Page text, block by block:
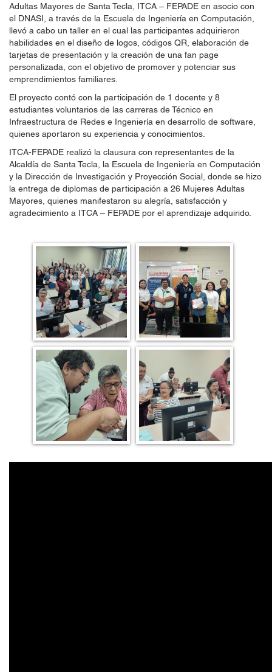
Adultas Mayores de Santa Tecla, ITCA – FEPADE en asocio con
el DNASI, a través de la Escuela de Ingeniería en Computación,
llevó a cabo un taller en el cual las participantes adquirieron
habilidades en el diseño de logos, códigos QR, elaboración de
tarjetas de presentación y la creación de una fan page
personalizada, con el objetivo de promover y potenciar sus
emprendimientos familiares.
El proyecto contó con la participación de 1 docente y 8
estudiantes voluntarios de las carreras de Técnico en
Infraestructura de Redes e Ingeniería en desarrollo de software,
quienes aportaron su experiencia y conocimientos.
ITCA-FEPADE realizó la clausura con representantes de la
Alcaldía de Santa Tecla, la Escuela de Ingeniería en Computación
y la Dirección de Investigación y Proyección Social, donde se hizo
la entrega de diplomas de participación a 26 Mujeres Adultas
Mayores, quienes manifestaron su alegría, satisfacción y
agradecimiento a ITCA – FEPADE por el aprendizaje adquirido.